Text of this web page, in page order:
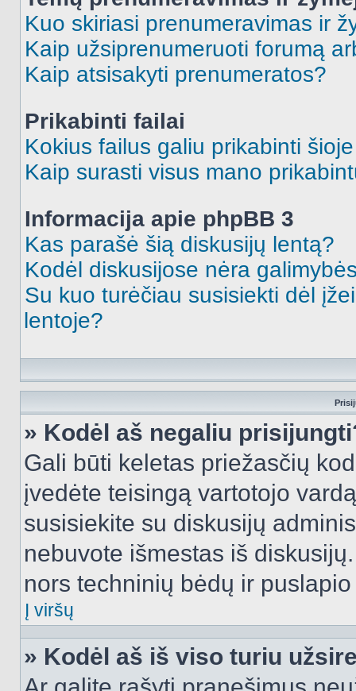
Kuo skiriasi prenumeravimas ir
Kaip užsiprenumeruoti forumą
Kaip atsisakyti prenumeratos?
Prikabinti failai
Kokius failus galiu prikabinti
Kaip surasti visus mano
Informacija apie phpBB 3
Kas parašė šią diskusijų lentą?
Kodėl diskusijose nėra
Su kuo turėčiau susisiekti dėl
lentoje?
» Kodėl aš negaliu
Gali būti keletas priežasčių
įvedėte teisingą vartotojo
susisiekite su diskusijų
nebuvote išmestas iš
nors techninių bėdų ir
Į viršų
» Kodėl aš iš viso turiu